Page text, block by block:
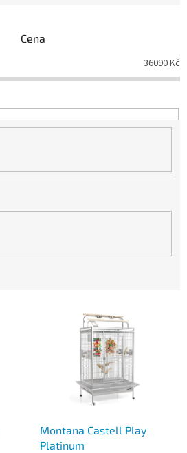
Cena
36090Kč
Montana Castell Play
Platinum